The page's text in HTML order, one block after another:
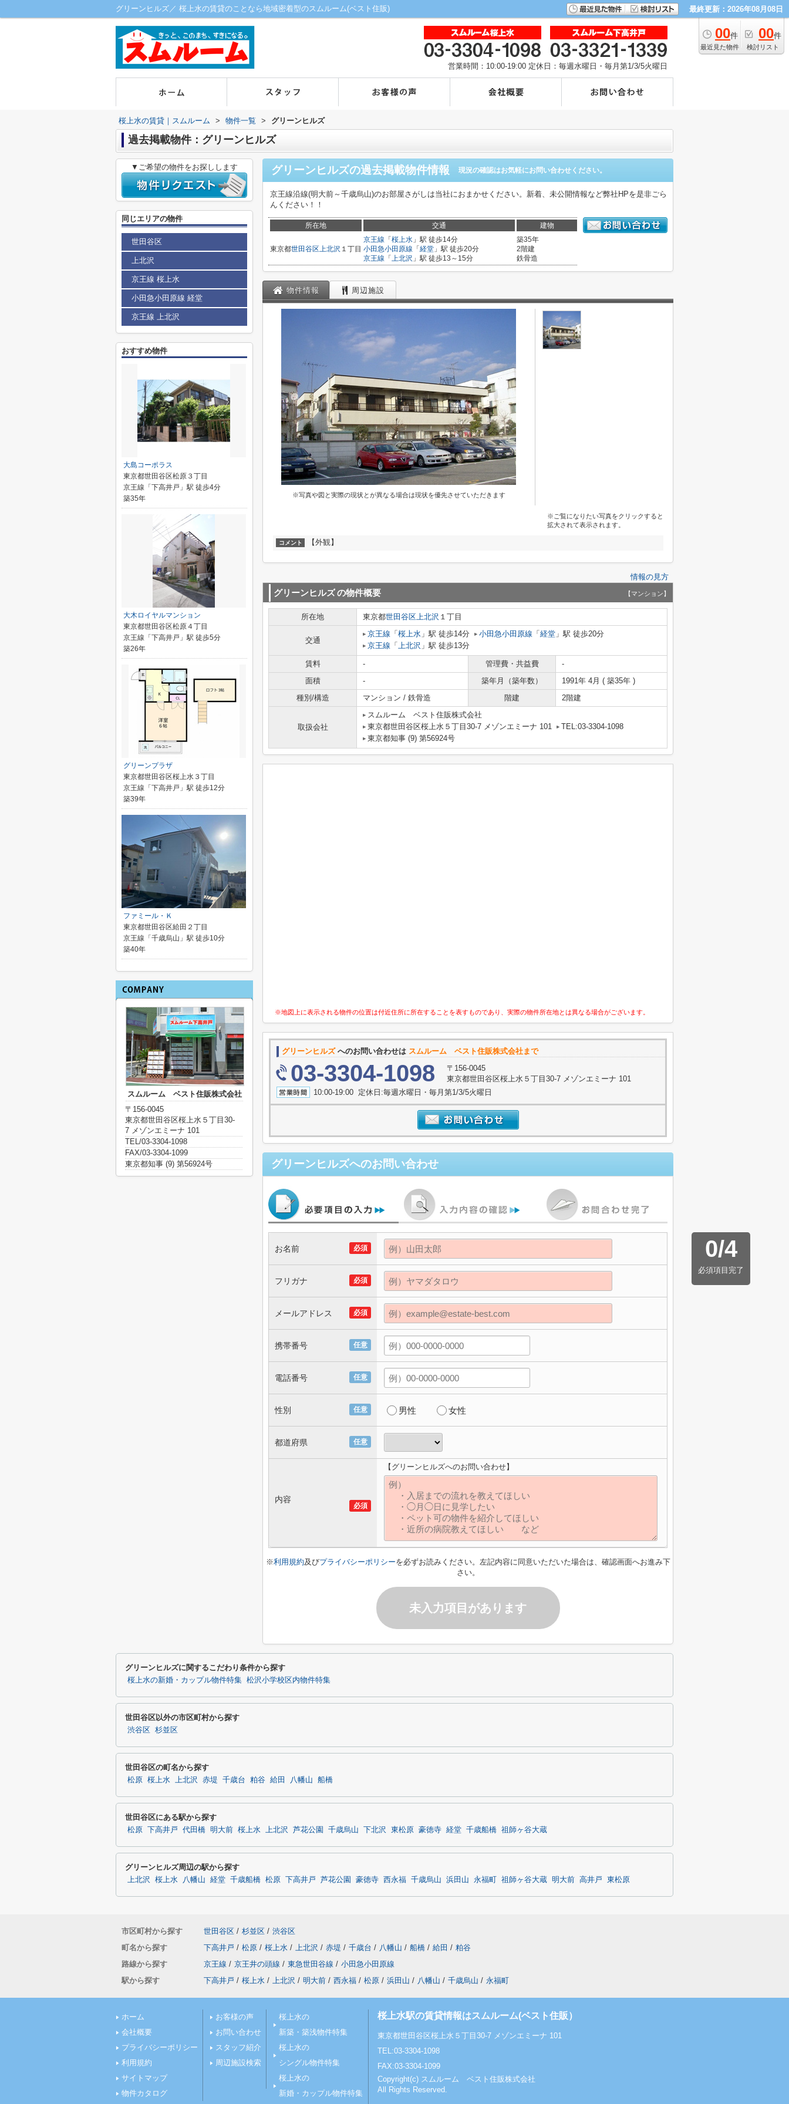
グリーンヒルズ／ 桜上水の賃貸のことなら地域密着型のスムルーム(ベスト住販) 最終更新：2026年08月08日
00件
最近見た物件
00件
検討リスト
営業時間：10:00-19:00 定休日：毎週水曜日・毎月第1/3/5火曜日
桜上水の賃貸｜スムルーム > 物件一覧 > グリーンヒルズ
過去掲載物件：グリーンヒルズ
グリーンヒルズの過去掲載物件情報 現況の確認はお気軽にお問い合わせください。
京王線沿線(明大前～千歳烏山)のお部屋さがしは当社におまかせください。新着、未公開情報など弊社HPを是非ごら
んください！！
所在地 交通 建物
東京都世田谷区上北沢 １丁目
京王線 「 桜上水 」駅 徒歩14分
小田急小田原線 「 経堂 」駅 徒歩20分
京王線 「 上北沢 」駅 徒歩13～15分
築35年
2階建
鉄骨造
物件情報 周辺施設
※写真や図と実際の現状とが異なる場合は現状を優先させていただきます
※ご覧になりたい写真をクリックすると
拡大されて表示されます。
コメント 【外観】
情報の見方
グリーンヒルズの物件概要 【マンション】
所在地 東京都世田谷区上北沢 １丁目
交通
京王線 「 桜上水 」駅 徒歩14分 小田急小田原線 「 経堂 」駅 徒歩20分
京王線 「 上北沢 」駅 徒歩13分
賃料 - 管理費・共益費
-
面積
- 築年月（築年数）
1991年 4月 ( 築35年 )
種別/構造
マンション / 鉄骨造 階建 2階建
取扱会社
スムルーム ベスト住販株式会社
東京都世田谷区桜上水５丁目30-7 メゾンエミーナ 101
TEL:03-3304-1098
東京都知事 (9) 第56924号
※地図上に表示される物件の位置は付近住所に所在することを表すものであり、実際の物件所在地とは異なる場合がございます。
グリーンヒルズへのお問い合わせは スムルーム ベスト住販株式会社まで
03-3304-1098
〒156-0045
東京都世田谷区桜上水５丁目30-7 メゾンエミーナ 101
10:00-19:00 定休日:毎週水曜日・毎月第1/3/5火曜日
グリーンヒルズへのお問い合わせ
0/4
必須項目完了
必須
お名前
必須
フリガナ
必須
メールアドレス
任意
携帯番号
任意
電話番号
任意
性別 男性 女性
任意
都道府県
必須
内容
【グリーンヒルズへのお問い合わせ】
※利用規約及びプライバシーポリシーを必ずお読みください。左記内容に同意いただいた場合は、確認画面へお進み下
さい。
未入力項目があります
▼ご希望の物件をお探しします
同じエリアの物件
世田谷区
上北沢
京王線 桜上水
小田急小田原線 経堂
京王線 上北沢
おすすめ物件
大島コーポラス
東京都世田谷区松原３丁目
京王線「下高井戸」駅 徒歩4分
築35年
大木ロイヤルマンション
東京都世田谷区松原４丁目
京王線「下高井戸」駅 徒歩5分
築26年
グリーンプラザ
東京都世田谷区桜上水３丁目
京王線「下高井戸」駅 徒歩12分
築39年
ファミール・Ｋ
東京都世田谷区給田２丁目
京王線「千歳烏山」駅 徒歩10分
築40年
スムルーム ベスト住販株式会社
〒156-0045
東京都世田谷区桜上水５丁目30-
7 メゾンエミーナ 101
TEL/03-3304-1098
FAX/03-3304-1099
東京都知事 (9) 第56924号
グリーンヒルズに関するこだわり条件から探す
桜上水の新婚・カップル物件特集 松沢小学校区内物件特集
世田谷区以外の市区町村から探す
渋谷区 杉並区
世田谷区の町名から探す
松原 桜上水 上北沢 赤堤 千歳台 粕谷 給田 八幡山 船橋
世田谷区にある駅から探す
松原 下高井戸 代田橋 明大前 桜上水 上北沢 芦花公園 千歳烏山 下北沢 東松原 豪徳寺 経堂 千歳船橋 祖師ヶ谷大蔵
グリーンヒルズ周辺の駅から探す
上北沢 桜上水 八幡山 経堂 千歳船橋 松原 下高井戸 芦花公園 豪徳寺 西永福 千歳烏山 浜田山 永福町 祖師ヶ谷大蔵 明大前 高井戸 東松原
市区町村から探す 世田谷区 / 杉並区 / 渋谷区
町名から探す
下高井戸 / 松原 / 桜上水 / 上北沢 / 赤堤 / 千歳台 / 八幡山 / 船橋 / 給田 / 粕谷
路線から探す
京王線 / 京王井の頭線 / 東急世田谷線 / 小田急小田原線
駅から探す
下高井戸 / 桜上水 / 上北沢 / 明大前 / 西永福 / 松原 / 浜田山 / 八幡山 / 千歳烏山 / 永福町
ホーム
会社概要
プライバシーポリシー
利用規約
サイトマップ
物件カタログ
お客様の声
お問い合わせ
スタッフ紹介
周辺施設検索
桜上水の
新築・築浅物件特集
桜上水の
シングル物件特集
桜上水の
新婚・カップル物件特集
桜上水駅の賃貸情報はスムルーム(ベスト住販）
東京都世田谷区桜上水５丁目30-7 メゾンエミーナ 101
TEL:03-3304-1098
FAX:03-3304-1099
Copyright(c) スムルーム ベスト住販株式会社
All Rights Reserved.